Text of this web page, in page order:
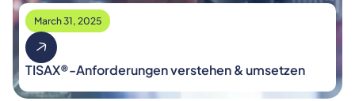
March 31, 2025
TISAX®-Anforderungen verstehen & umsetzen